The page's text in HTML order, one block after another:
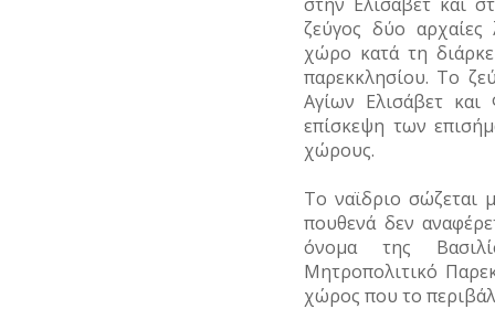
ζεύγος δύο αρχαίες
χώρο κατά τη
παρεκκλησίου. Το
Αγίων Ελισάβετ και
επίσκεψη των
χώρους.
Το ναϊδριο σώζεται
πουθενά δεν
όνομα της
Μητροπολιτικό
χώρος που το